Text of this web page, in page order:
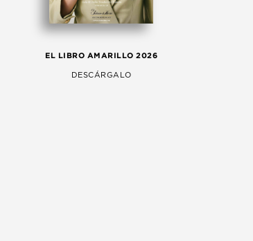
EL LIBRO AMARILLO 2026
DESCÁRGALO